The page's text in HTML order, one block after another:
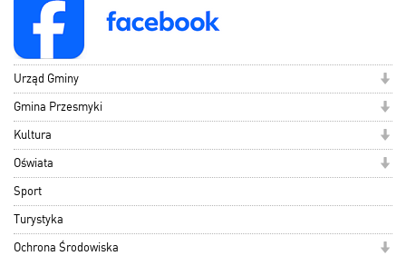
Urząd Gminy
Gmina Przesmyki
Kultura
Oświata
Sport
Turystyka
Ochrona Środowiska